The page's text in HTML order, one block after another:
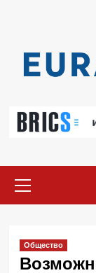
меню
Общество